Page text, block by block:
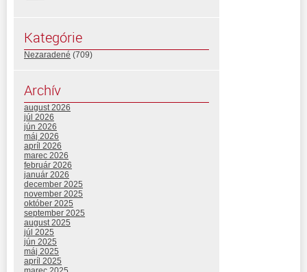
Kategórie
Nezaradené (709)
Archív
august 2026
júl 2026
jún 2026
máj 2026
apríl 2026
marec 2026
február 2026
január 2026
december 2025
november 2025
október 2025
september 2025
august 2025
júl 2025
jún 2025
máj 2025
apríl 2025